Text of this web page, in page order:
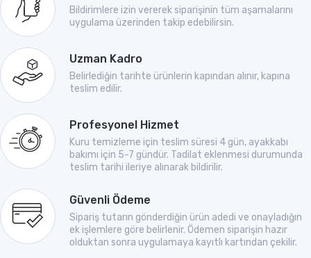
Bildirimlere izin vererek siparişinin tüm aşamalarını
uygulama üzerinden takip edebilirsin.
Uzman Kadro
Belirlediğin tarihte ürünlerin kapından alınır, kapına
teslim edilir.
Profesyonel Hizmet
Kuru temizleme için teslim süresi 4 gün, ayakkabı
bakımı için 5-7 gündür. Tadilat eklenmesi durumunda
teslim tarihi ileriye alınarak bildirilir.
Güvenli Ödeme
Sipariş tutarın gönderdiğin ürün adedi ve onayladığın
ek işlemlere göre belirlenir. Ödemen siparişin hazır
olduktan sonra uygulamaya kayıtlı kartından çekilir.